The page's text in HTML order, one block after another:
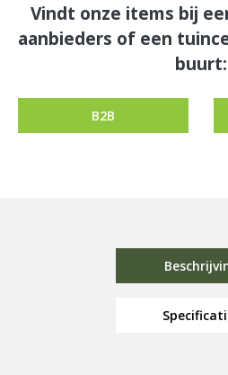
Vindt onze items bij
aanbieders of een
buurt:
B2B